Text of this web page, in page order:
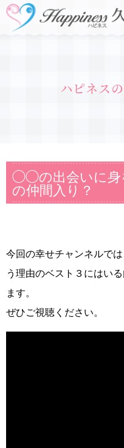
ハピネス
◯◯の出会いに身
の仲間入り？
今回の幸せチャンネルで
う理由のベスト３にはい
ます。
ぜひご視聴ください。